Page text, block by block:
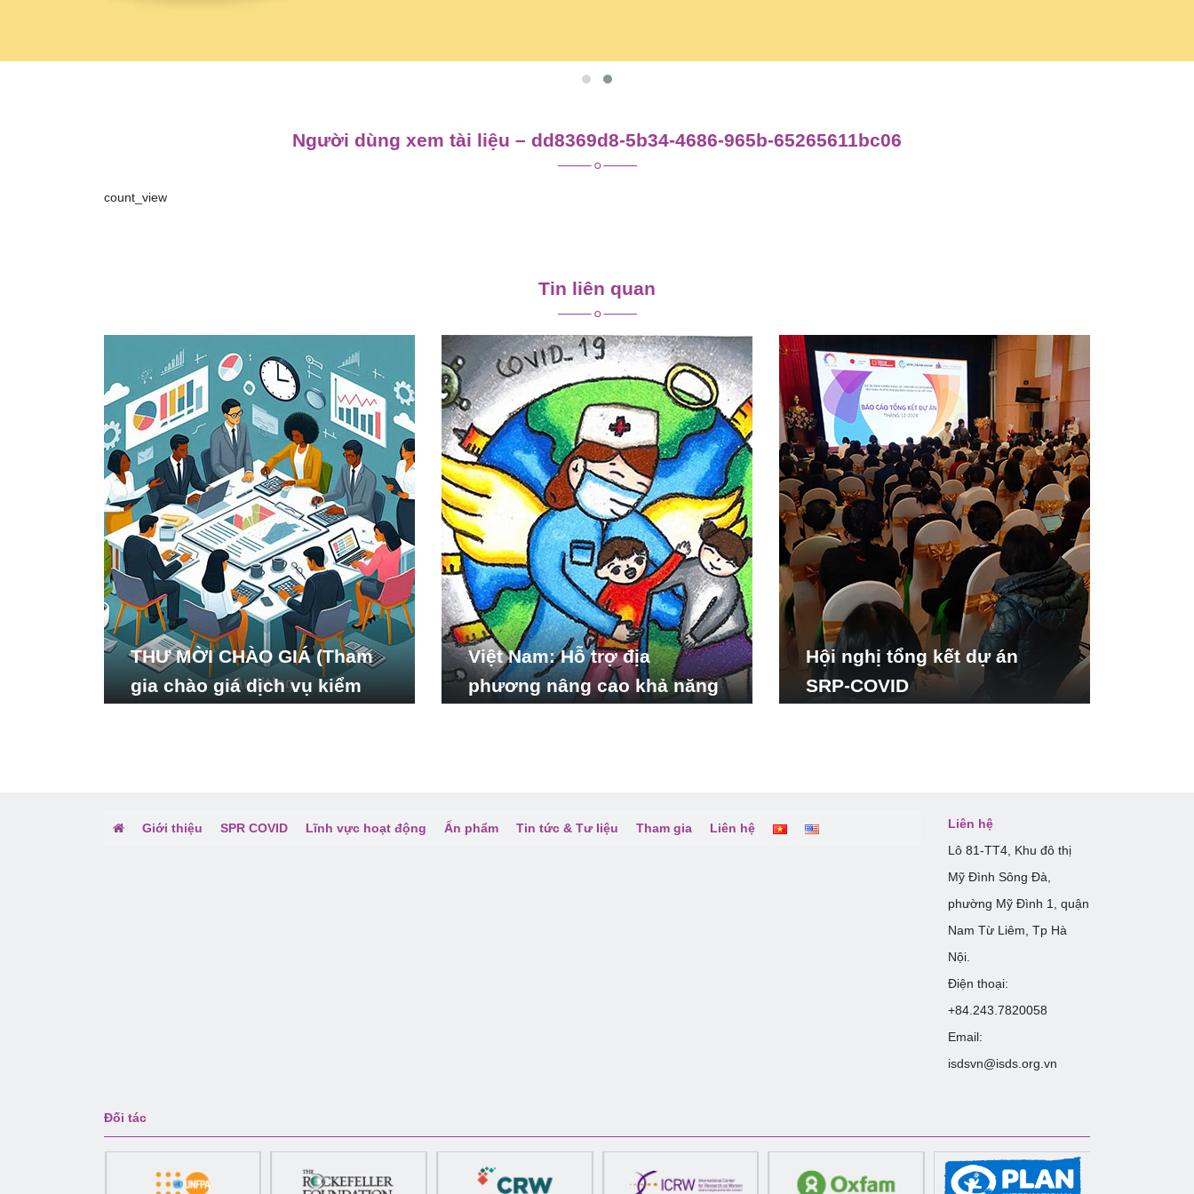
Người dùng xem tài liệu – dd8369d8-5b34-4686-965b-65265611bc06
count_view
viết
Tin liên quan
THƯ MỜI CHÀO GIÁ (Tham
gia chào giá dịch vụ kiểm
Việt Nam: Hỗ trợ địa
phương nâng cao khả năng
Hội nghị tổng kết dự án
SRP-COVID
Giới thiệu SPR COVID Lĩnh vực hoạt động Ấn phẩm Tin tức & Tư liệu Tham gia Liên hệ
Liên hệ
Lô 81-TT4, Khu đô thị
Mỹ Đình Sông Đà,
phường Mỹ Đình 1, quận
Nam Từ Liêm, Tp Hà
Nội.
Điện thoại:
+84.243.7820058
Email:
isdsvn@isds.org.vn
Đối tác